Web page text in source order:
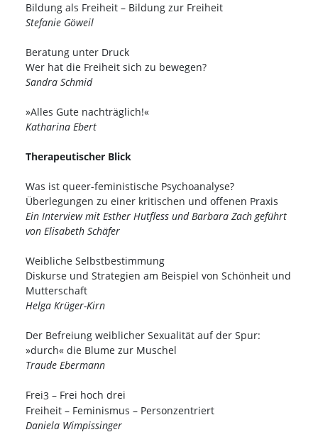
Bildung als Freiheit – Bildung zur Freiheit
Stefanie Göweil
Beratung unter Druck
Wer hat die Freiheit sich zu bewegen?
Sandra Schmid
»Alles Gute nachträglich!«
Katharina Ebert
Therapeutischer Blick
Was ist queer-feministische Psychoanalyse?
Überlegungen zu einer kritischen und offenen Praxis
Ein Interview mit Esther Hutfless und Barbara Zach geführt
von Elisabeth Schäfer
Weibliche Selbstbestimmung
Diskurse und Strategien am Beispiel von Schönheit und
Mutterschaft
Helga Krüger-Kirn
Der Befreiung weiblicher Sexualität auf der Spur:
»durch« die Blume zur Muschel
Traude Ebermann
Frei3 – Frei hoch drei
Freiheit – Feminismus – Personzentriert
Daniela Wimpissinger